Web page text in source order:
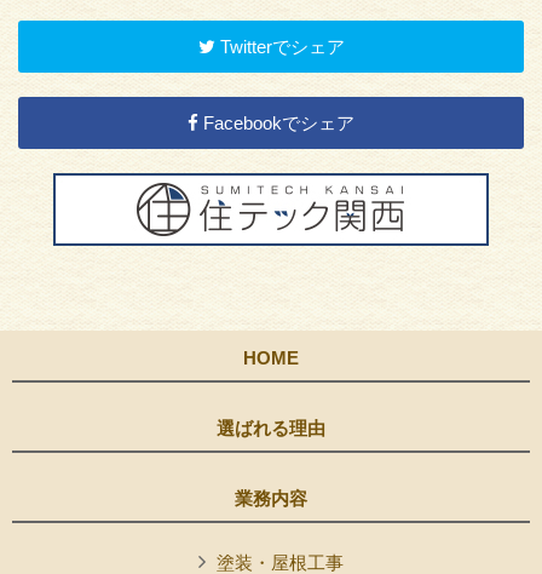
Twitterでシェア
Facebookでシェア
HOME
選ばれる理由
業務内容
塗装・屋根工事